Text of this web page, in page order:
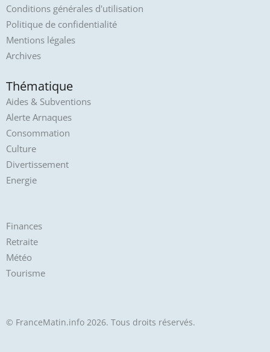
Conditions générales d'utilisation
Politique de confidentialité
Mentions légales
Archives
Thématique
Aides & Subventions
Alerte Arnaques
Consommation
Culture
Divertissement
Energie
Finances
Retraite
Météo
Tourisme
© FranceMatin.info 2026. Tous droits réservés.